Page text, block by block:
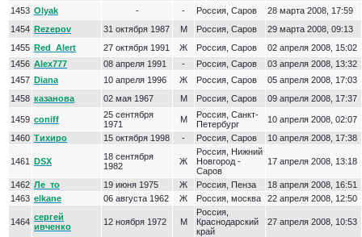
1453 Olyak - - Россия, Саров
28 марта 2008, 17:59
1454 Rezepov 31 октября 1987 М Россия, Саров
29 марта 2008, 09:13
1455 Red_Alert 27 октября 1991 Ж Россия, Саров
02 апреля 2008, 15:02
1456 Alex777 08 апреля 1991 - Россия, Саров
03 апреля 2008, 13:32
1457 Diana 10 апреля 1996 Ж Россия, Саров
05 апреля 2008, 17:03
1458 казанова 02 мая 1967 М Россия, Саров 09 апреля 2008, 17:37
1459 coniff
25 сентября
1971
М
Россия, Санкт-
Петербург
10 апреля 2008, 02:07
1460 Тихиро 15 октября 1998 - Россия, Саров 10 апреля 2008, 17:38
1461 DSX
18 сентября
1982
Ж
Россия, Нижний
Новгород -
Саров
17 апреля 2008, 13:18
1462 Ле_то 19 июня 1975 Ж Россия, Пенза
18 апреля 2008, 16:51
1463 elkane 06 августа 1962 Ж Россия, москва 22 апреля 2008, 12:50
1464 сергей
ивченко
12 ноября 1972 М
Россия,
Краснодарский
край
27 апреля 2008, 10:53